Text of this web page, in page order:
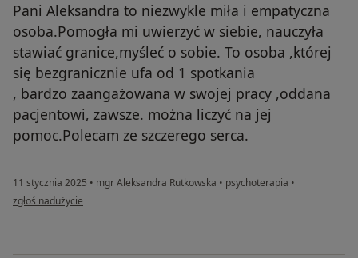
Pani Aleksandra to niezwykle miła i empatyczna
osoba.Pomogła mi uwierzyć w siebie, nauczyła
stawiać granice,myśleć o sobie. To osoba ,której
się bezgranicznie ufa od 1 spotkania
, bardzo zaangażowana w swojej pracy ,oddana
pacjentowi, zawsze. można liczyć na jej
pomoc.Polecam ze szczerego serca.
11 stycznia 2025 • mgr Aleksandra Rutkowska • psychoterapia •
w opinii użytkownika Joanna
zgłoś nadużycie